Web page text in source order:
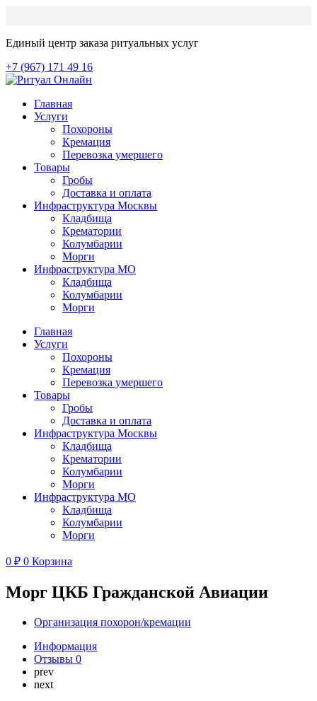
Единый центр заказа ритуальных услуг
+7 (967) 171 49 16
Главная
Услуги
Похороны
Кремация
Перевозка умершего
Товары
Гробы
Доставка и оплата
Инфраструктура Москвы
Кладбища
Крематории
Колумбарии
Морги
Инфраструктура МО
Кладбища
Колумбарии
Морги
Главная
Услуги
Похороны
Кремация
Перевозка умершего
Товары
Гробы
Доставка и оплата
Инфраструктура Москвы
Кладбища
Крематории
Колумбарии
Морги
Инфраструктура МО
Кладбища
Колумбарии
Морги
0 ₽ 0 Корзина
Морг ЦКБ Гражданской Авиации
Организация похорон/кремации
Информация
Отзывы 0
prev
next